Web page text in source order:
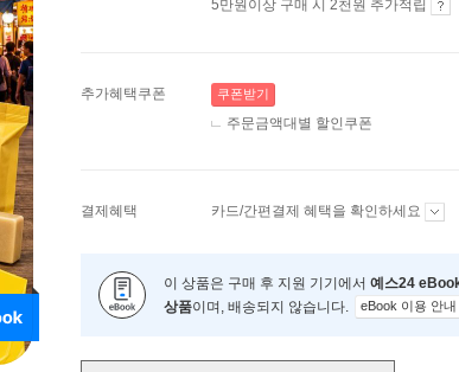
5만원이상 구매 시 2천원 추가적립
추가혜택쿠폰 쿠폰받기
주문금액대별 할인쿠폰
결제혜택 카드/간편결제 혜택을 확인하세요
이 상품은 구매 후 지원 기기에서 예스24
상품이며, 배송되지 않습니다. eBook 이용 안내